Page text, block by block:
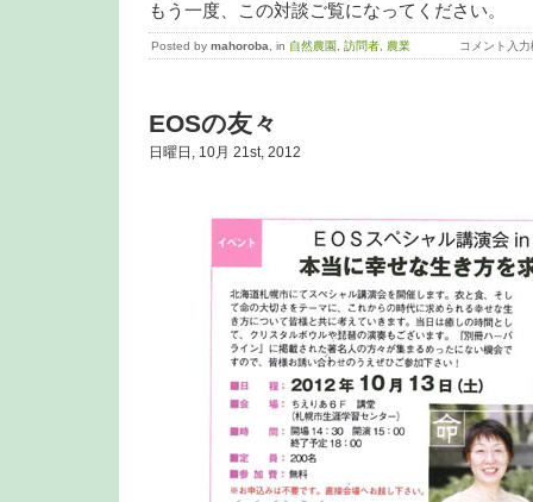
もう一度、この対談ご覧になってください。
Posted by mahoroba , in 自然農園 訪問者 農業 コメント入力
EOSの友々
日曜日, 10月 21st, 2012